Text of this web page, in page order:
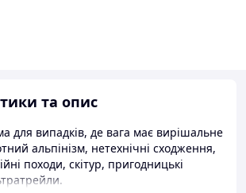
та опис
для випадків, де вага має вирішальне
альпінізм, нетехнічні сходження,
походи, скітур, пригодницькі